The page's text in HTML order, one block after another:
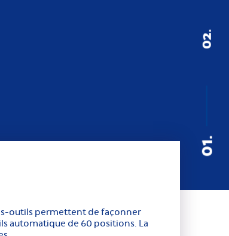
outils permettent de façonner
automatique de 60 positions. La
01.
02.